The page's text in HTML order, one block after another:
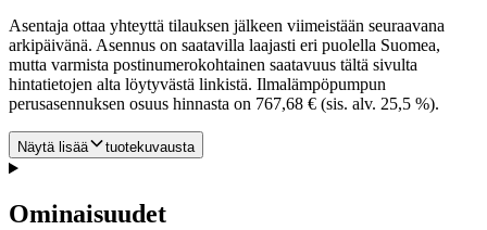
Asentaja ottaa yhteyttä tilauksen jälkeen viimeistään seuraavana
arkipäivänä. Asennus on saatavilla laajasti eri puolella Suomea,
mutta varmista postinumerokohtainen saatavuus tältä sivulta
hintatietojen alta löytyvästä linkistä. Ilmalämpöpumpun
perusasennuksen osuus hinnasta on 767,68 € (sis. alv. 25,5 %).
Näytä lisää tuotekuvausta
Ominaisuudet